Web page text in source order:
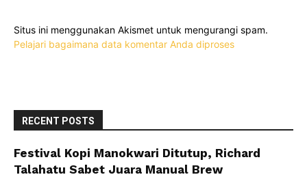
Situs ini menggunakan Akismet untuk mengurangi spam.
Pelajari bagaimana data komentar Anda diproses
RECENT POSTS
Festival Kopi Manokwari Ditutup, Richard
Talahatu Sabet Juara Manual Brew